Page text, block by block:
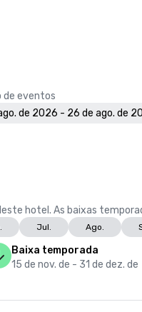
de eventos
de 2026 - 26 de ago. de
hotel. As baixas
Jul. Ago.
Baixa temporada
15 de nov. de - 31 de dez. de